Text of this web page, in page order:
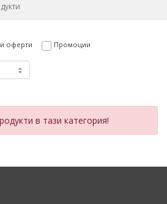
оферти Промоции
в тази категория!